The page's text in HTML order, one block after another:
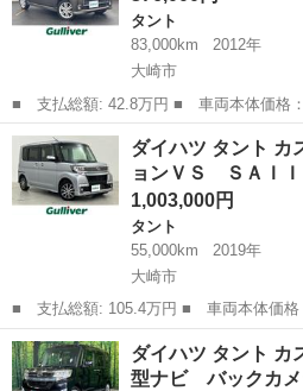
タント
83,000km
2012年
大崎市
■ 支払総額: 42.8万円 ■ 車両本体価格： 376,000 円 ■ メーカー
名： ダイハツ ■ 車種名： タント ■
Ｓ ■ 排気量： 660cc ■ ドア枚数：
宮城 大崎市 タント
ダイハツ タント
ョンＶＳ ＳＡＩ
1,003,000円
タント
55,000km
2019年
大崎市
■ 支払総額: 105.4万円 ■ 車両本体価格： 1,003,000 円 ■ メーカ
ー名： ダイハツ ■ 車種名： タント
Ｘ トップエディションＶＳ ＳＡＩＩ
スマアシ...
宮城 大崎市 タント
ダイハツ タント
型ナビ バックカ